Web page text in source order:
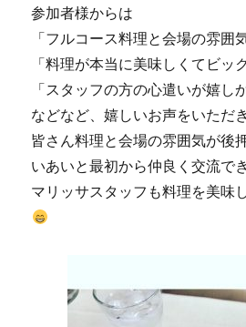
参加者様からは
「フルコース料理と会場の雰囲
「料理が本当に美味しくてビッ
「スタッフの方の心遣いが嬉し
などなど、嬉しいお声をいただ
皆さん料理と会場の雰囲気が後
いあいと最初から仲良く交流で
マリッサスタッフも料理を美味